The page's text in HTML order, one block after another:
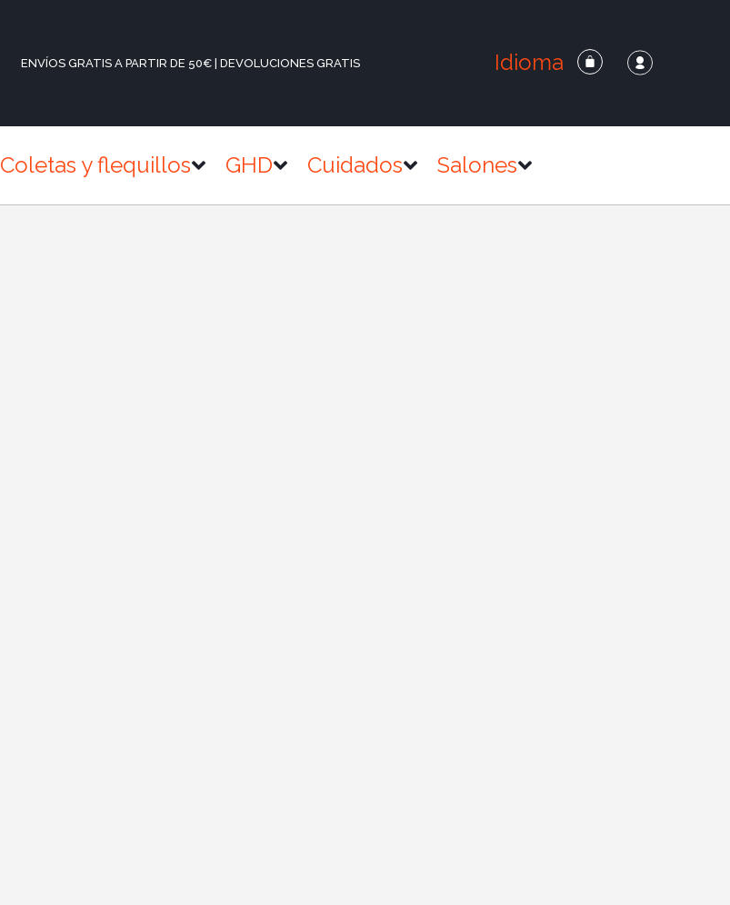
ENVÍOS GRATIS A PARTIR DE 50€ | DEVOLUCIONES GRATIS Idioma
Coletas y flequillos GHD Cuidados Salones